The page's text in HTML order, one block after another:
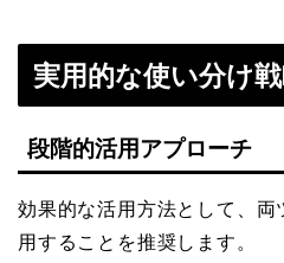
実用的な使い分け
段階的活用アプローチ
効果的な活用方法として、両
用することを推奨します。